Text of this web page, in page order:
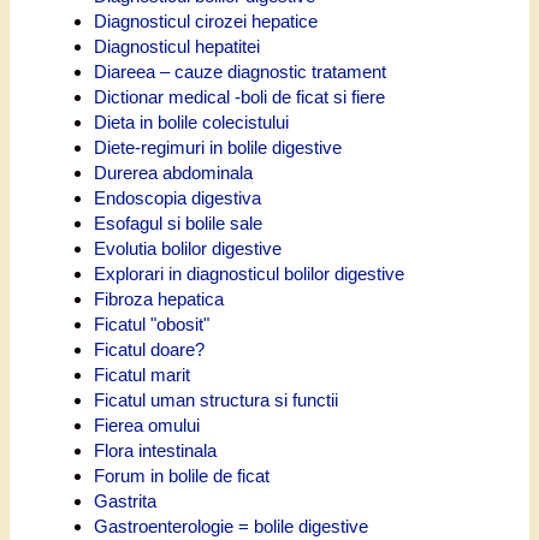
Diagnosticul cirozei hepatice
Diagnosticul hepatitei
Diareea – cauze diagnostic tratament
Dictionar medical -boli de ficat si fiere
Dieta in bolile colecistului
Diete-regimuri in bolile digestive
Durerea abdominala
Endoscopia digestiva
Esofagul si bolile sale
Evolutia bolilor digestive
Explorari in diagnosticul bolilor digestive
Fibroza hepatica
Ficatul "obosit"
Ficatul doare?
Ficatul marit
Ficatul uman structura si functii
Fierea omului
Flora intestinala
Forum in bolile de ficat
Gastrita
Gastroenterologie = bolile digestive